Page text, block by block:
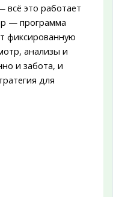
это работает
— программа
фиксированную
анализы и
и забота, и
для